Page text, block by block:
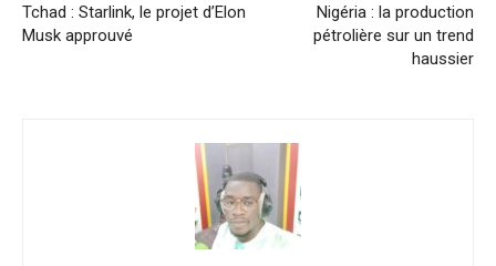
Tchad : Starlink, le projet d’Elon
Musk approuvé
Nigéria : la production
pétrolière sur un trend
haussier